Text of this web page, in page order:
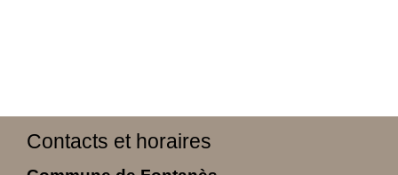
Contacts et horaires